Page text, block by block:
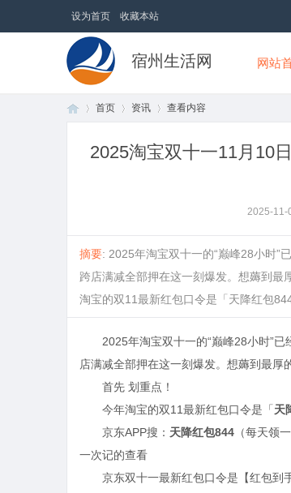
设为首页 收藏本站
宿州生活网 网站
首页 资讯 查看内容
2025淘宝双十一11月10
2025-11-
摘要: 2025年淘宝双十一的“巅峰28小时”
跨店满减全部押在这一刻爆发。想薅到
淘宝的双11最新红包口令是「天降红包
2025年淘宝双十一的“巅峰28小时”已
店满减全部押在这一刻爆发。想薅到最厚
首先 划重点！
今年淘宝的双11最新红包口令是「 天
京东APP搜： 天降红包844 （每天领
一次记的查看
京东双十一最新红包口令是【红包到